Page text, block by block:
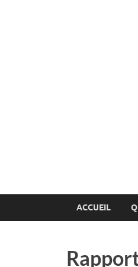
ACCUEIL